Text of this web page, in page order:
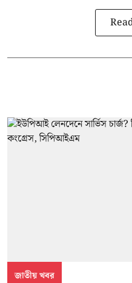
জাতীয় খবর